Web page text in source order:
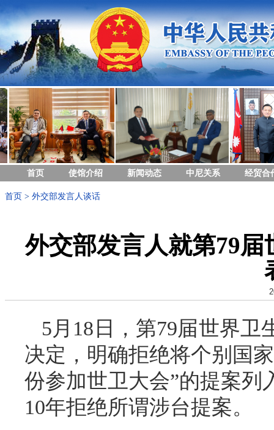
首页 使馆介绍 新闻动态 中尼关系 经贸合
首页 > 外交部发言人谈话
外交部发言人就第79
5月18日，第79届世界
决定，明确拒绝将个别国
份参加世卫大会”的提案列
10年拒绝所谓涉台提案。